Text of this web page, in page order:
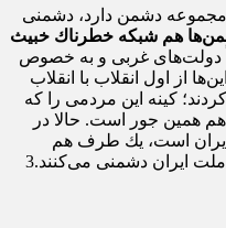
مجموعه‌ دشمن دارد، دشمنى
هم شبكه‌ خطرناك خبیث
دولت‌هاى غربى و به خصوص
از اول انقلاب با انقلاب
كینه‌ این مردمى را كه
هم همین جور است. حالا در
است، یك طرف هم
ایران دشمنى می‌كنند.3